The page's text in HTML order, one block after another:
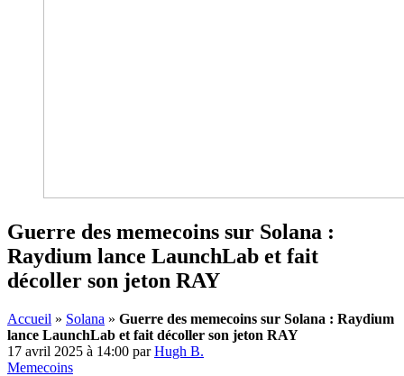
Guerre des memecoins sur Solana :
Raydium lance LaunchLab et fait
décoller son jeton RAY
Accueil » Solana » Guerre des memecoins sur Solana : Raydium
lance LaunchLab et fait décoller son jeton RAY
17 avril 2025 à 14:00 parHugh B.
Memecoins